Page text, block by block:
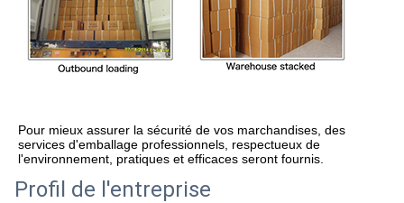
Pour mieux assurer la sécurité de vos marchandises, des
services d'emballage professionnels, respectueux de
l'environnement, pratiques et efficaces seront fournis.
Profil de l'entreprise